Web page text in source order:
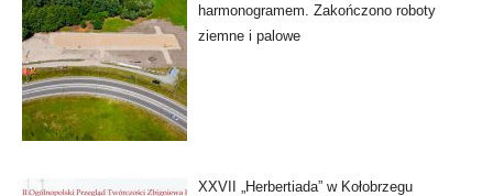
harmonogramem. Zakończono roboty
ziemne i palowe
XXVII „Herbertiada” w Kołobrzegu